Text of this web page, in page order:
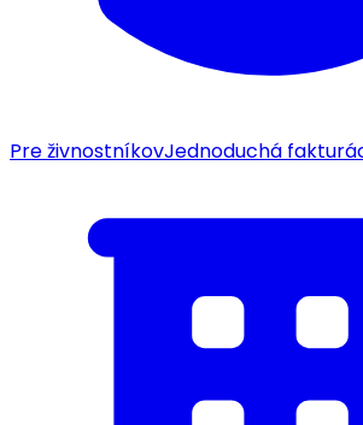
Pre živnostníkovJednoduchá